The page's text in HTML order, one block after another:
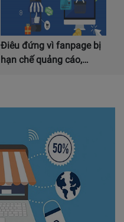
Điêu đứng vì fanpage bị
hạn chế quảng cáo,…